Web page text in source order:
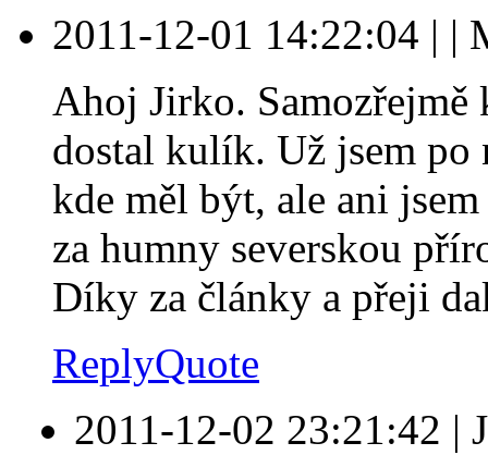
2011-12-01 14:22:04 | |
Ahoj Jirko. Samozřejmě
dostal kulík. Už jsem po
kde měl být, ale ani
za humny severskou
Díky za články a přeji
ReplyQuote
2011-12-02 23:21:42 |